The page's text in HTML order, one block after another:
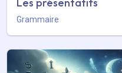
Grammaire